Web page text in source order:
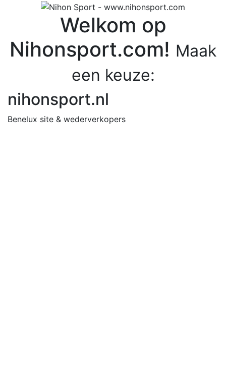
Welkom op
Nihonsport.com! Maak
een keuze:
nihonsport.nl
Benelux site & wederverkopers